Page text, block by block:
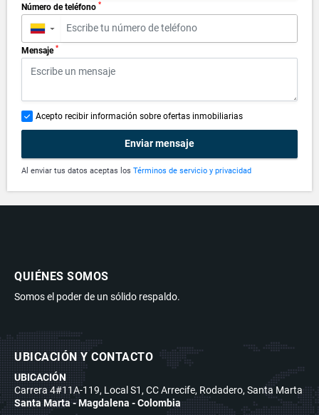
Número de teléfono *
▼
Mensaje *
Acepto recibir información sobre ofertas inmobiliarias
Enviar mensaje
Al enviar tus datos aceptas los Términos de servicio y privacidad
QUIÉNES SOMOS
Somos el poder de un sólido respaldo.
UBICACIÓN Y CONTACTO
UBICACIÓN
Carrera 4#11A-119, Local S1, CC Arrecife, Rodadero, Santa Marta
Santa Marta - Magdalena - Colombia